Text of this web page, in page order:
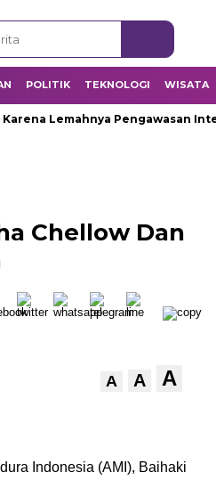
POLITIK TEKNOLOGI WISATA
Lemahnya Pengawasan Internal
Chellow Dan
A A A
Indonesia (AMI), Baihaki